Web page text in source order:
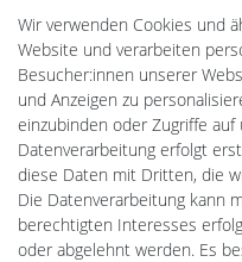
Sicherheit
Powered by
Wir verwenden Cookies und
Website und verarbeiten
Besucher:innen unserer
und Anzeigen zu
einzubinden oder Zugriffe auf
Datenverarbeitung erfolgt
diese Daten mit Dritten, die
Die Datenverarbeitung kann
berechtigten Interesses
oder abgelehnt werden. Es